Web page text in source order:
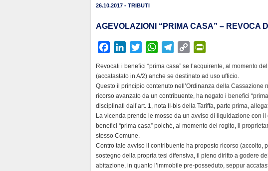
26.10.2017 - TRIBUTI
AGEVOLAZIONI “PRIMA CASA” – REVOCA
c
e
b
o
o
k
n
k
e
d
I
n
i
t
t
e
r
W
a
t
s
A
p
p
l
e
g
r
a
m
C
p
y
L
i
n
k
i
n
t
F
r
i
e
n
d
Revocati i benefici “prima casa” se l’acquirente, al momento
(accatastato in A/2) anche se destinato ad uso ufficio.
Questo il principio contenuto nell’Ordinanza della Cassazione
ricorso avanzato da un contribuente, ha negato i benefici
disciplinati dall’art. 1, nota II-bis della Tariffa, parte prima,
La vicenda prende le mosse da un avviso di liquidazione con
benefici “prima casa” poiché, al momento del rogito, il
stesso Comune.
Contro tale avviso il contribuente ha proposto ricorso (accolto,
sostegno della propria tesi difensiva, il pieno diritto a godere
abitazione, in quanto l’immobile pre-posseduto, seppur